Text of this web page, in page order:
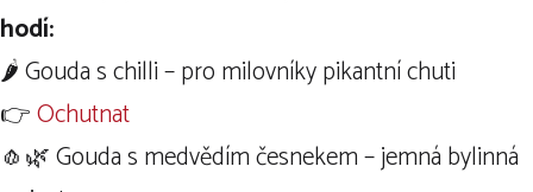
hodí:
🌶️ Gouda s chilli – pro milovníky pikantní chuti
👉Ochutnat
🧄🌿 Gouda s medvědím česnekem – jemná bylinná